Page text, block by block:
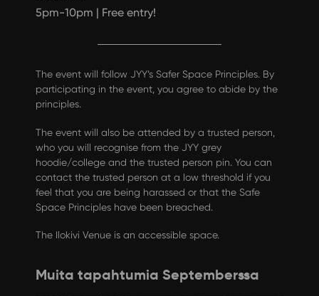
5pm-10pm | Free entry!
The event will follow JYY’s Safer Space Principles. By
participating in the event, you agree to abide by the
principles.
The event will also be attended by a trusted person,
who you will recognise from the JYY grey
hoodie/college and the trusted person pin. You can
contact the trusted person at a low threshold if you
feel that you are being harassed or that the Safe
Space Principles have been breached.
The Ilokivi Venue is an accessible space.
Muita tapahtumia Septemberssa